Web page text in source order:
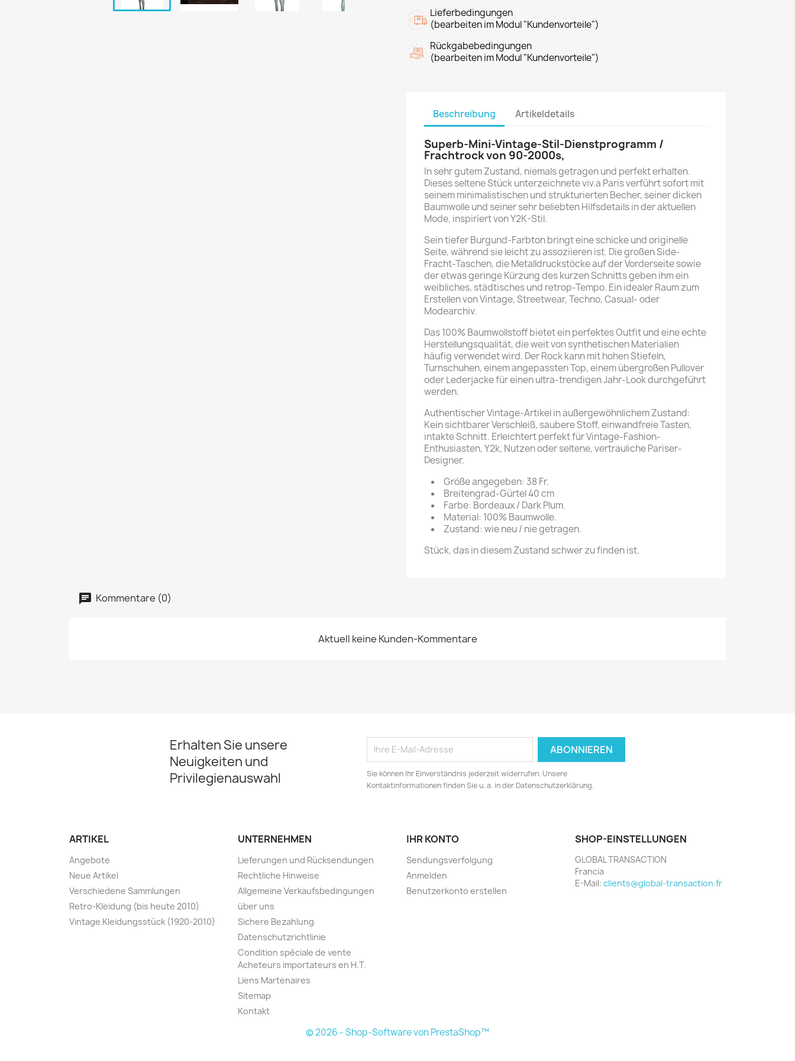
Lieferbedingungen
(bearbeiten im Modul "Kundenvorteile")
Rückgabebedingungen
(bearbeiten im Modul "Kundenvorteile")
Beschreibung Artikeldetails
Superb-Mini-Vintage-Stil-Dienstprogramm /
Frachtrock von 90-2000s,
In sehr gutem Zustand, niemals getragen und perfekt erhalten.
Dieses seltene Stück unterzeichnete viv.a Paris verführt sofort mit
seinem minimalistischen und strukturierten Becher, seiner dicken
Baumwolle und seiner sehr beliebten Hilfsdetails in der aktuellen
Mode, inspiriert von Y2K-Stil.
Sein tiefer Burgund-Farbton bringt eine schicke und originelle
Seite, während sie leicht zu assoziieren ist. Die großen Side-
Fracht-Taschen, die Metalldruckstöcke auf der Vorderseite sowie
der etwas geringe Kürzung des kurzen Schnitts geben ihm ein
weibliches, städtisches und retrop-Tempo. Ein idealer Raum zum
Erstellen von Vintage, Streetwear, Techno, Casual- oder
Modearchiv.
Das 100% Baumwollstoff bietet ein perfektes Outfit und eine echte
Herstellungsqualität, die weit von synthetischen Materialien
häufig verwendet wird. Der Rock kann mit hohen Stiefeln,
Turnschuhen, einem angepassten Top, einem übergroßen Pullover
oder Lederjacke für einen ultra-trendigen Jahr-Look durchgeführt
werden.
Authentischer Vintage-Artikel in außergewöhnlichem Zustand:
Kein sichtbarer Verschleiß, saubere Stoff, einwandfreie Tasten,
intakte Schnitt. Erleichtert perfekt für Vintage-Fashion-
Enthusiasten, Y2k, Nutzen oder seltene, vertrauliche Pariser-
Designer.
Größe angegeben: 38 Fr.
Breitengrad-Gürtel 40 cm
Farbe: Bordeaux / Dark Plum.
Material: 100% Baumwolle.
Zustand: wie neu / nie getragen.
Stück, das in diesem Zustand schwer zu finden ist.
Kommentare (0)
Aktuell keine Kunden-Kommentare
Erhalten Sie unsere
Neuigkeiten und
Privilegienauswahl
Sie können Ihr Einverständnis jederzeit widerrufen. Unsere
Kontaktinformationen finden Sie u. a. in der Datenschutzerklärung.
ARTIKEL
Angebote
Neue Artikel
Verschiedene Sammlungen
Retro-Kleidung (bis heute 2010)
Vintage Kleidungsstück (1920-2010)
UNTERNEHMEN
Lieferungen und Rücksendungen
Rechtliche Hinweise
Allgemeine Verkaufsbedingungen
über uns
Sichere Bezahlung
Datenschutzrichtlinie
Condition spéciale de vente
Acheteurs importateurs en H.T.
Liens Martenaires
Sitemap
Kontakt
IHR KONTO
Sendungsverfolgung
Anmelden
Benutzerkonto erstellen
SHOP-EINSTELLUNGEN
GLOBAL TRANSACTION
Francia
E-Mail: clients@global-transaction.fr
© 2026 - Shop-Software von PrestaShop™